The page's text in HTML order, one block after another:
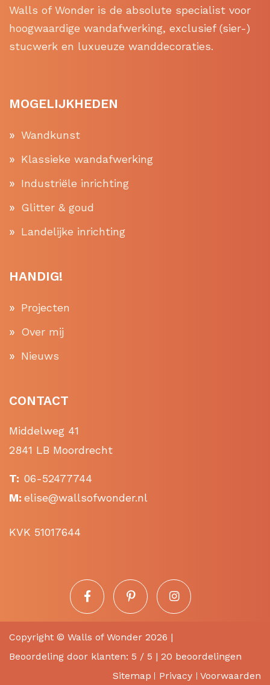
Walls of Wonder is de absolute specialist voor
hoogwaardige wandafwerking, exclusief (sier-)
stucwerk en luxueuze wanddecoraties.
MOGELIJKHEDEN
Wandkunst
Klassieke wandafwerking
Industriële inrichting
Glitter & goud
Landelijke inrichting
HANDIG!
Projecten
Over mij
Nieuws
CONTACT
Middelweg 41
2841 LB Moordrecht
T: 06-52477744
M: elise@wallsofwonder.nl
KVK 51017644
Copyright © Walls of Wonder 2026 |
Beoordeling door klanten: 5 / 5 | 20 beoordelingen
Sitemap
Privacy Voorwaarden